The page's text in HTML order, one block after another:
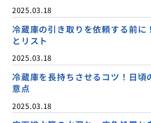
2025.03.18
冷蔵庫の引き取りを依頼する前に
とリスト
2025.03.18
冷蔵庫を長持ちさせるコツ！日頃
意点
2025.03.18